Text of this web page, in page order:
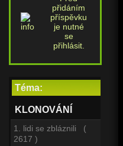
přidáním
příspěvku
je nutné
se
přihlásit.
Téma:
KLONOVÁNÍ
1. lidi se zbláznili (
2617 )